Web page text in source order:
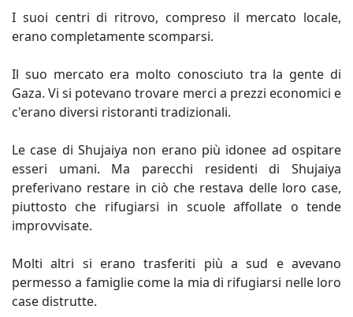
I suoi centri di ritrovo, compreso il mercato locale,
erano completamente scomparsi.
Il suo mercato era molto conosciuto tra la gente di
Gaza. Vi si potevano trovare merci a prezzi economici e
c'erano diversi ristoranti tradizionali.
Le case di Shujaiya non erano più idonee ad ospitare
esseri umani. Ma parecchi residenti di Shujaiya
preferivano restare in ciò che restava delle loro case,
piuttosto che rifugiarsi in scuole affollate o tende
improvvisate.
Molti altri si erano trasferiti più a sud e avevano
permesso a famiglie come la mia di rifugiarsi nelle loro
case distrutte.